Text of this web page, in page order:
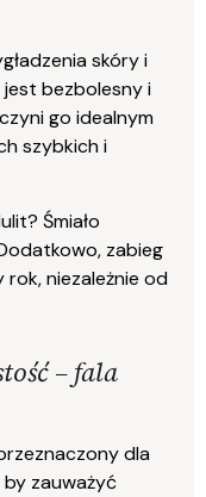
skóry i
bezbolesny i
go idealnym
szybkich i
Śmiało
zabieg
rok, niezależnie od
– fala
dla
zauważyć